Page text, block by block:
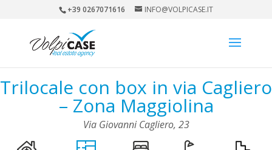
+39 0267071616 INFO@VOLPICASE.IT
Trilocale con box in via Cagliero
– Zona Maggiolina
Via Giovanni Cagliero, 23